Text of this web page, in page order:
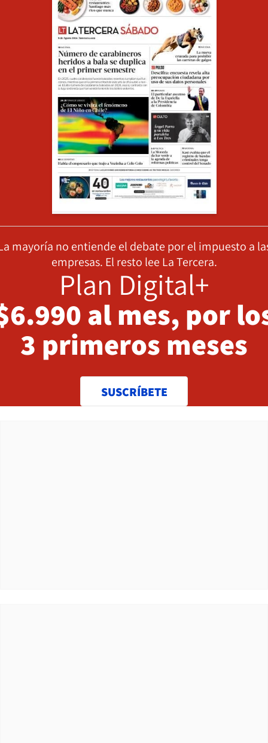
mayoría no entiende el debate por el impuesto a
empresas. El resto lee La Tercera.
Plan Digital+
al mes, por
3 primeros meses
SUSCRÍBETE